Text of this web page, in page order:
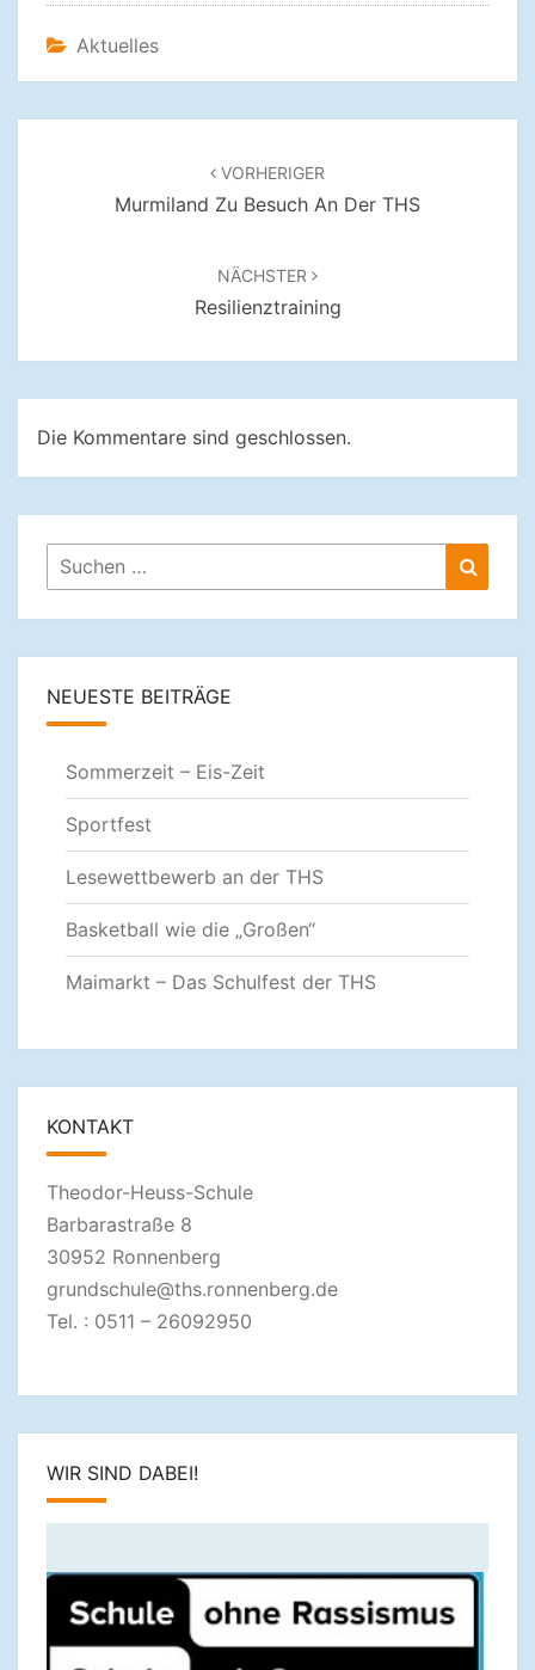
Aktuelles
VORHERIGER
Murmiland Zu Besuch An Der THS
NÄCHSTER
Resilienztraining
Die Kommentare sind geschlossen.
Suchen
nach:
NEUESTE BEITRÄGE
Sommerzeit – Eis-Zeit
Sportfest
Lesewettbewerb an der THS
Basketball wie die „Großen“
Maimarkt – Das Schulfest der THS
KONTAKT
Theodor-Heuss-Schule
Barbarastraße 8
30952 Ronnenberg
grundschule@ths.ronnenberg.de
Tel. : 0511 – 26092950
WIR SIND DABEI!